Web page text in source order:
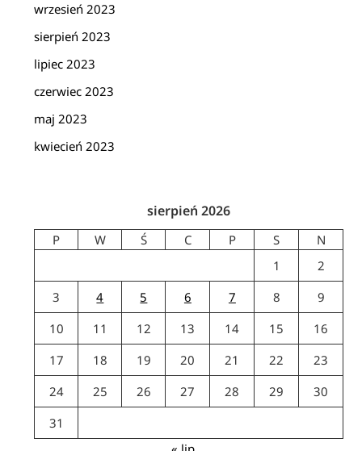
wrzesień 2023
sierpień 2023
lipiec 2023
czerwiec 2023
maj 2023
kwiecień 2023
sierpień 2026
P W Ś C P S
N
1
2
3
4 5 6 7 8
9
10
11 12 13 14 15
16
17
18 19 20 21 22
23
24
25 26 27 28 29
30
31